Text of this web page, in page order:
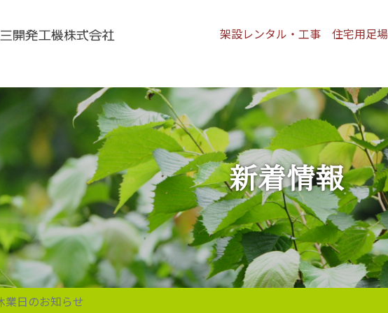
架設レンタル・工事 住宅用足場
新着情報
業日のお知らせ